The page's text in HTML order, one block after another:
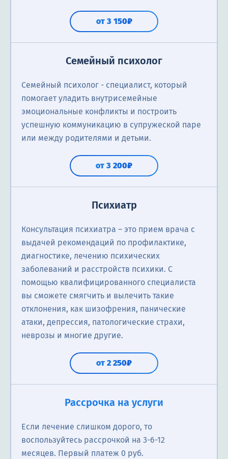
от 3 150₽
Семейный психолог
Семейный психолог - специалист, который
помогает уладить внутрисемейные
эмоциональные конфликты и построить
успешную коммуникацию в супружеской паре
или между родителями и детьми.
от 3 200₽
Психиатр
Консультация психиатра ― это прием врача с
выдачей рекомендаций по профилактике,
диагностике, лечению психических
заболеваний и расстройств психики. С
помощью квалифицированного специалиста
вы сможете смягчить и вылечить такие
отклонения, как шизофрения, панические
атаки, депрессия, патологические страхи,
неврозы и многие другие.
от 2 250₽
Рассрочка на услуги
Если лечение слишком дорого, то
воспользуйтесь рассрочкой на 3-6-12
месяцев. Первый платеж 0 руб.